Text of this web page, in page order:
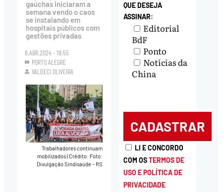
gaúchas iniciaram a
semana vendo o caos
se instalando em
hospitais públicos com
gestões privadas
8.ABR.2024 - 18:55
PORTO ALEGRE
VALDECI OLIVEIRA
Trabalhadores continuam
mobilizados|Crédito: Foto:
Divulgação Sindisaúde – RS
QUE DESEJA
ASSINAR:
Editorial
BdF
Ponto
Notícias da
China
LI E CONCORDO
COM OSTERMOS DE
USO E POLÍTICA DE
PRIVACIDADE